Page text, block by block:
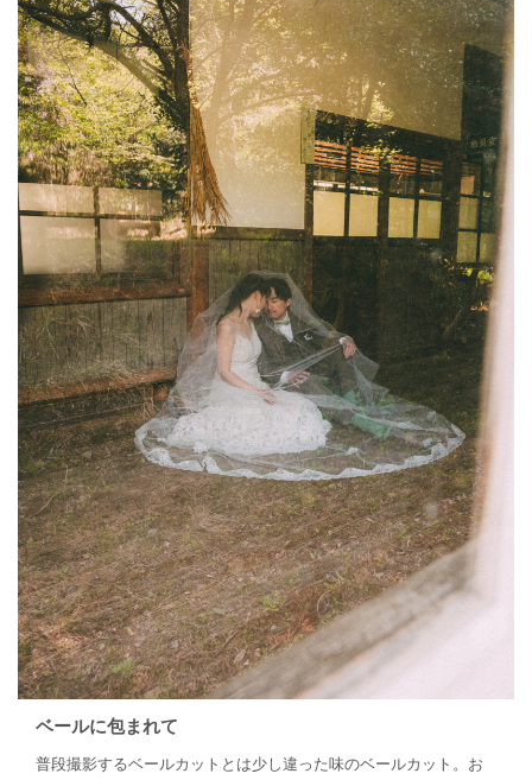
ベールに包まれて
普段撮影するベールカットとは少し違った味のベールカット。お